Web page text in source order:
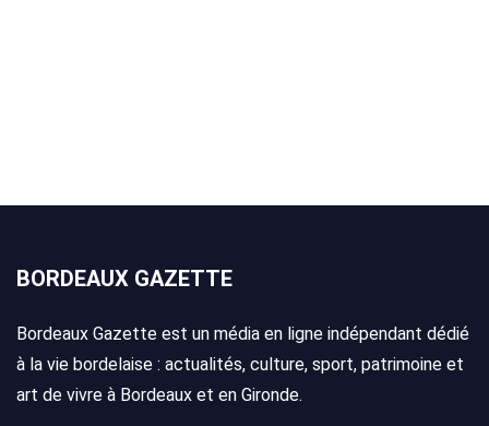
BORDEAUX GAZETTE
Bordeaux Gazette est un média en ligne indépendant dédié
à la vie bordelaise : actualités, culture, sport, patrimoine et
art de vivre à Bordeaux et en Gironde.